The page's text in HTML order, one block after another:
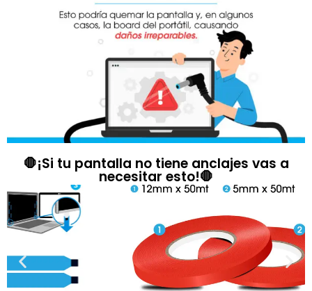
🛑¡Si tu pantalla no tiene anclajes vas a
necesitar esto!🛑